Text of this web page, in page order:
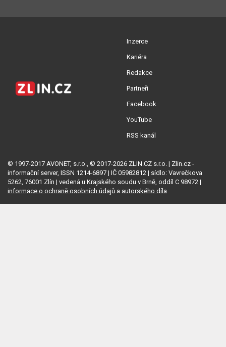
Inzerce
Kariéra
Redakce
Partneři
Facebook
YouTube
RSS kanál
© 1997-2017 AVONET, s.r.o., © 2017-2026 ZLIN.CZ s.r.o. | Zlin.cz -
informační server, ISSN 1214-6897 | IČ 05982812 | sídlo: Vavrečkova
5262, 76001 Zlín | vedená u Krajského soudu v Brně, oddíl C 98972 |
informace o ochraně osobních údajů a autorského díla